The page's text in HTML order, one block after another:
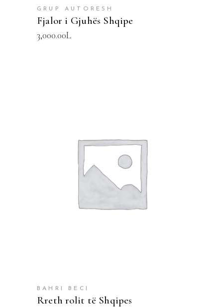
GRUP AUTORESH
Fjalor i Gjuhës Shqipe
3,000.00L
SHTOJE NË SHPORTË
BAHRI BECI
Rreth rolit të Shqipes